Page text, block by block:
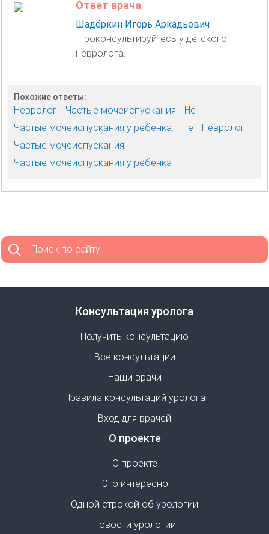
Ответ врача
Шадёркин Игорь Аркадьевич
Проконсультируйтесь у детского
невролога.
Похожие ответы:
Невролог Частые мочеиспускания
Не
Частые мочеиспускания у ребёнка.
Не
Невролог
Частые мочеиспускания
Частые мочеиспускания у ребёнка
Поиск по сайту
Консультация уролога
Получить консультацию
Все консультации
Наши врачи
Правила консультаций уролога
Вход для врачей
О проекте
О проекте
Это интересно
Одной строкой об урологии
Новости урологии